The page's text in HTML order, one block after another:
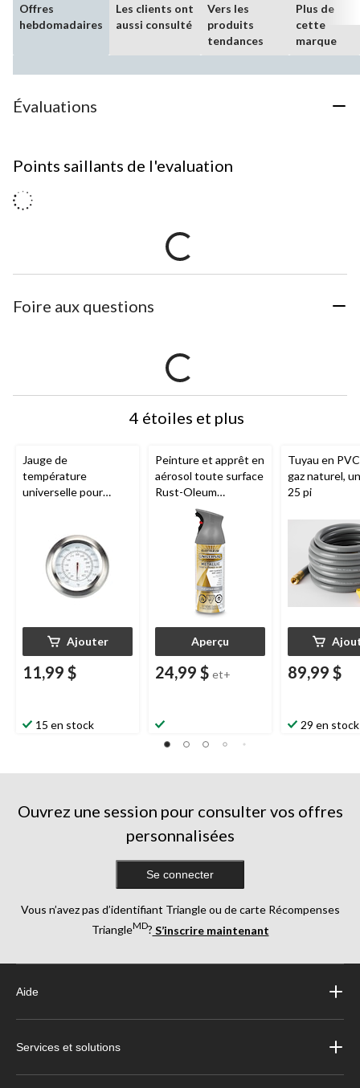
Offres
hebdomadaires
Les clients ont
aussi consulté
Vers les
produits
tendances
Plus de
cette
marque
Évaluations
Points saillants de l'evaluation
Foire aux questions
4 étoiles et plus
Jauge de
température
universelle pour
Ajouter
11,99 $
15 en stock
Peinture et apprêt en
aérosol toute surface
Rust-Oleum
Universal, métallique,
Aperçu
24,99 $ et+
Tuyau en
gaz naturel,
25 pi
89,99 $
29 en stock
Ouvrez une session pour consulter vos offres
personnalisées
Se connecter
Vous n’avez pas d’identifiant Triangle ou de carte Récompenses
TriangleMD? S’inscrire maintenant
Aide
Services et solutions